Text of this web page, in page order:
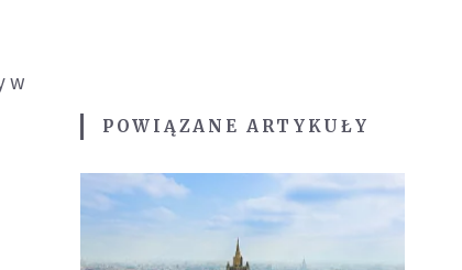
w
POWIĄZANE ARTYKUŁY